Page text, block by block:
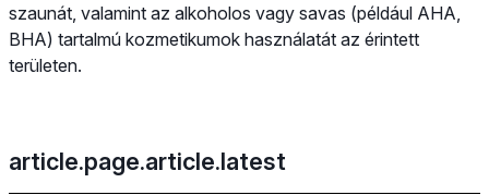
szaunát, valamint az alkoholos vagy savas (például AHA,
BHA) tartalmú kozmetikumok használatát az érintett
területen.
article.page.article.latest